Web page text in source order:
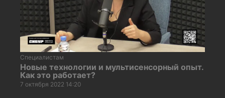
Специалистам
Новые технологии и мультисенсорный опыт.
Как это работает?
7 октября 2022 14:20